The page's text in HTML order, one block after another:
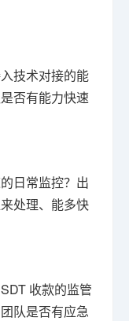
技术对接的能
否有能力快速
日常监控？出
处理、能多快
收款的监管
队是否有应急